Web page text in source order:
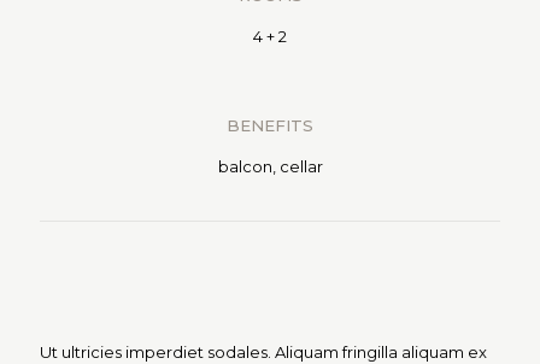
4 + 2
BENEFITS
balcon, cellar
Ut ultricies imperdiet sodales. Aliquam fringilla aliquam ex